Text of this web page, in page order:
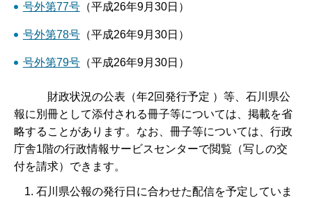
号外第77号（平成26年9月30日）
号外第78号（平成26年9月30日）
号外第79号（平成26年9月30日）
財政状況の公表（年2回発行予定 ）等、石川県公
報に別冊として添付される冊子等については、掲載を省
略することがあります。なお、冊子等については、行政
庁舎1階の行政情報サービスセンターで閲覧（写しの交
付を請求）できます。
石川県公報の発行日に合わせた配信を予定していま